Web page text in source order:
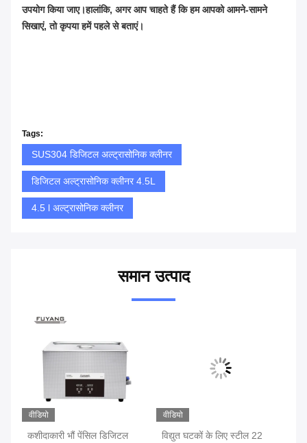
उपयोग किया जाए।हालांकि, अगर आप चाहते हैं कि हम आपको आमने-सामने
सिखाएं, तो कृपया हमें पहले से बताएं।
Tags:
SUS304 डिजिटल अल्ट्रासोनिक क्लीनर
डिजिटल अल्ट्रासोनिक क्लीनर 4.5L
4.5 l अल्ट्रासोनिक क्लीनर
समान उत्पाद
वीडियो
कशीदाकारी भौं पेंसिल डिजिटल
वीडियो
विद्युत घटकों के लिए स्टील 22